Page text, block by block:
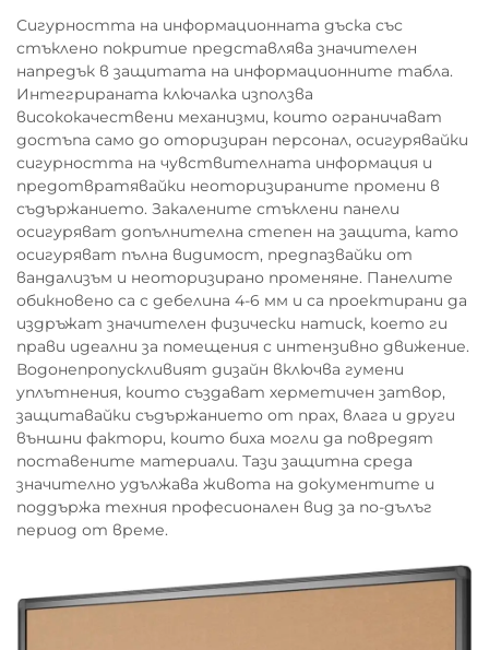
Сигурността на информационната дъска със
стъклено покритие представлява значителен
напредък в защитата на информационните табла.
Интегрираната ключалка използва
висококачествени механизми, които ограничават
достъпа само до оторизиран персонал, осигурявайки
сигурността на чувствителната информация и
предотвратявайки неоторизираните промени в
съдържанието. Закалените стъклени панели
осигуряват допълнителна степен на защита, като
осигуряват пълна видимост, предпазвайки от
вандализъм и неоторизирано променяне. Панелите
обикновено са с дебелина 4-6 мм и са проектирани да
издръжат значителен физически натиск, което ги
прави идеални за помещения с интензивно движение.
Водонепропускливият дизайн включва гумени
уплътнения, които създават херметичен затвор,
защитавайки съдържанието от прах, влага и други
външни фактори, които биха могли да повредят
поставените материали. Тази защитна среда
значително удължава живота на документите и
поддържа техния професионален вид за по-дълъг
период от време.